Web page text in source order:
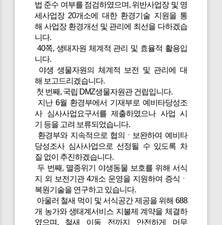
법 준수 여부를 점검하였으며, 위반사업장 및 영
세사업장 20개소에 대한 환경기술 지원을 통
해 사업장 환경개선 및 관리에 최선을 다하겠습
니다.
40쪽, 생태자원 체계적 관리 및 효율적 활용입
니다.
야생 생물자원의 체계적 보전 및 관리에 대
해 보고드리겠습니다.
첫 번째, 국립 DMZ생물자원관 건립입니다.
지난 6월 환경부에서 기재부로 예비타당성조
사 심사사업요구서를 제출하였으나 사업 시
기 등을 고려 보류되었습니다.
환경부와 지속적으로 협의ㆍ보완하여 예비타
당성조사 심사사업으로 선정될 수 있도록 차
질 없이 추진하겠습니다.
두 번째, 멸종위기 야생동물 보호를 위해 서식
지 외 보전기관 4개소 운영을 지원하여 증식ㆍ
복원기술을 연구하고 있습니다.
아울러 철새 먹이 및 서식공간 제공을 위해 688
개 농가와 생태계서비스 지불제 계약을 체결하
였으며, 철새 이동 전까지 안전하게 머무